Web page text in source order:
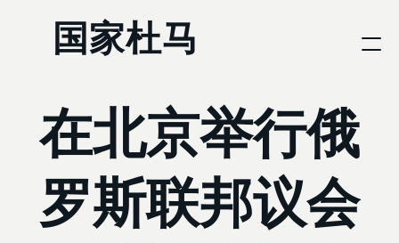
国家杜马
在北京举行俄
罗斯联邦议会